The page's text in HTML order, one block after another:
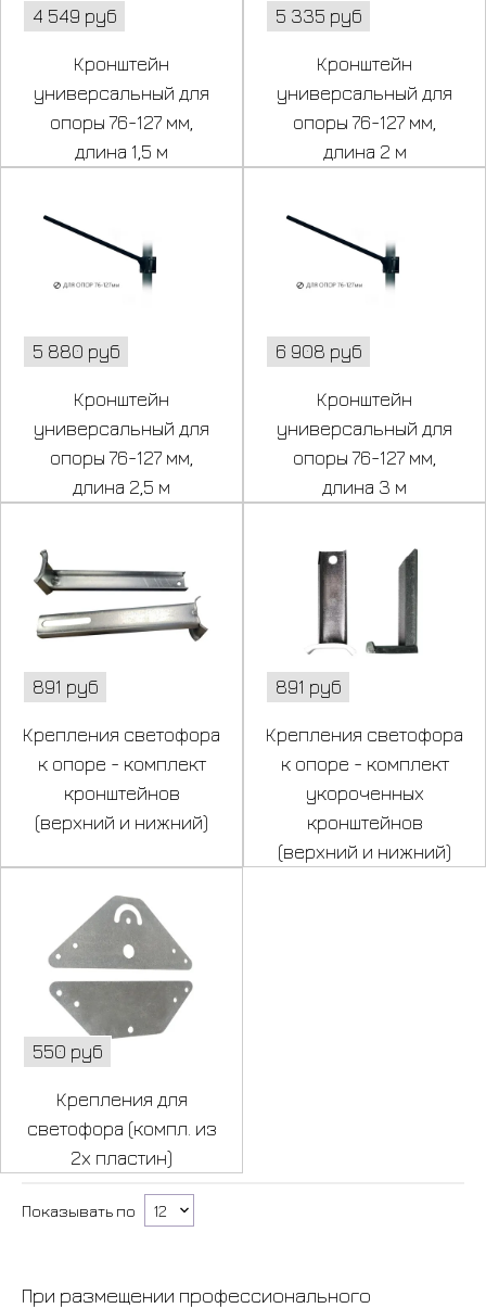
4 549 руб
Кронштейн
универсальный для
опоры 76-127 мм,
длина 1,5 м
5 335 руб
Кронштейн
универсальный для
опоры 76-127 мм,
длина 2 м
5 880 руб
Кронштейн
универсальный для
опоры 76-127 мм,
длина 2,5 м
6 908 руб
Кронштейн
универсальный для
опоры 76-127 мм,
длина 3 м
891 руб
Крепления светофора
к опоре - комплект
кронштейнов
(верхний и нижний)
891 руб
Крепления светофора
к опоре - комплект
укороченных
кронштейнов
(верхний и нижний)
550 руб
Крепления для
светофора (компл. из
2х пластин)
Показывать по
При размещении профессионального